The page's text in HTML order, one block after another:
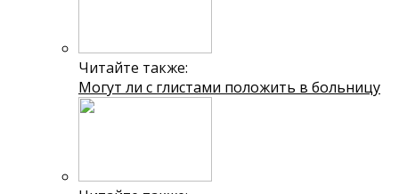
Читайте также:
Могут ли с глистами положить в больницу